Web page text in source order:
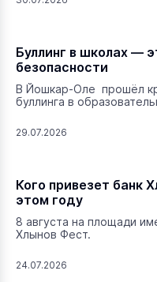
Буллинг в школах —
безопасности
В Йошкар-Оле прошёл
буллинга в
29.07.2026
Кого привезет банк
этом году
8 августа на площади
Хлынов Фест.
24.07.2026